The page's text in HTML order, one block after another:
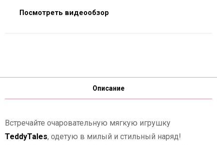
Посмотреть видеообзор
Описание
Встречайте очаровательную мягкую игрушку
TeddyTales, одетую в милый и стильный наряд!